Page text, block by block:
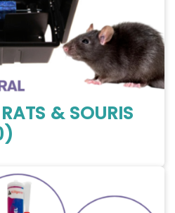
& SOURIS